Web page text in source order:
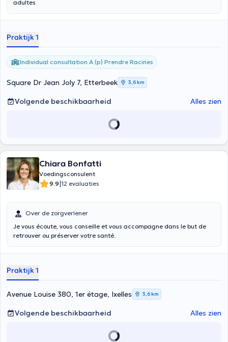
adultes
Praktijk 1
Individual consultation A (p) Prendre Racines
Square Dr Jean Joly 7, Etterbeek 3,6 km
Volgende beschikbaarheid Alles zien
Chiara Bonfatti
Voedingsconsulent
9.9|12 evaluaties
Over de zorgverlener
Je vous écoute, vous conseille et vous accompagne dans le but de
retrouver ou préserver votre santé.
Praktijk 1
Avenue Louise 380, 1er étage, Ixelles 3,6 km
Volgende beschikbaarheid Alles zien